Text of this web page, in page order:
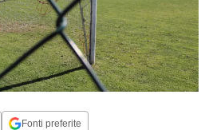
Fonti preferite